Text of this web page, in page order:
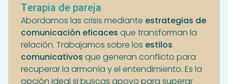
Terapia de pareja
Abordamos las crisis mediante estrategias de
comunicación eficaces que transforman la
relación. Trabajamos sobre los estilos
comunicativos que generan conflicto para
recuperar la armonía y el entendimiento. Es la
opción ideal si buscas apoyo para superar